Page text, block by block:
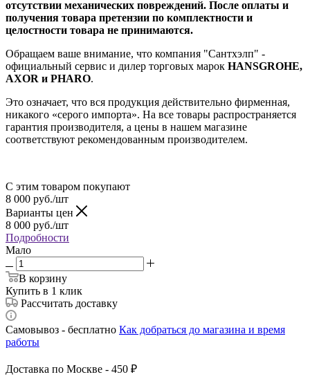
отсутствии механических повреждений. После оплаты и
получения товара претензии по комплектности и
целостности товара не принимаются.
Обращаем ваше внимание, что компания "Сантхэлп" -
официальный сервис и дилер торговых марок HANSGROHE,
AXOR и PHARO.
Это означает, что вся продукция действительно фирменная,
никакого «серого импорта». На все товары распространяется
гарантия производителя, а цены в нашем магазине
соответствуют рекомендованным производителем.
С этим товаром покупают
8 000 руб./шт
Варианты цен
8 000 руб./шт
Подробности
Мало
В корзину
Купить в 1 клик
Рассчитать доставку
Самовывоз - бесплатно Как добраться до магазина и время
работы
Доставка по Москве - 450 ₽